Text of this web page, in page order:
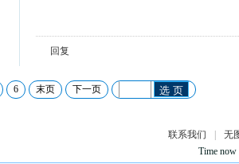
回复
6 末页 下一页 选 页
联系我们
无
Time now